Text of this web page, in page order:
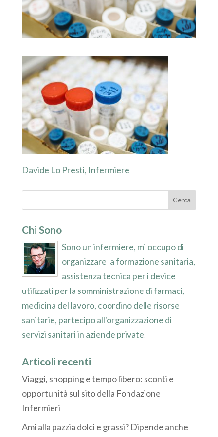
Davide Lo Presti, Infermiere
Chi Sono
Sono un infermiere, mi occupo di
organizzare la formazione sanitaria,
assistenza tecnica per i device
utilizzati per la somministrazione di farmaci,
medicina del lavoro, coordino delle risorse
sanitarie, partecipo all'organizzazione di
servizi sanitari in aziende private.
Articoli recenti
Viaggi, shopping e tempo libero: sconti e
opportunità sul sito della Fondazione
Infermieri
Ami alla pazzia dolci e grassi? Dipende anche